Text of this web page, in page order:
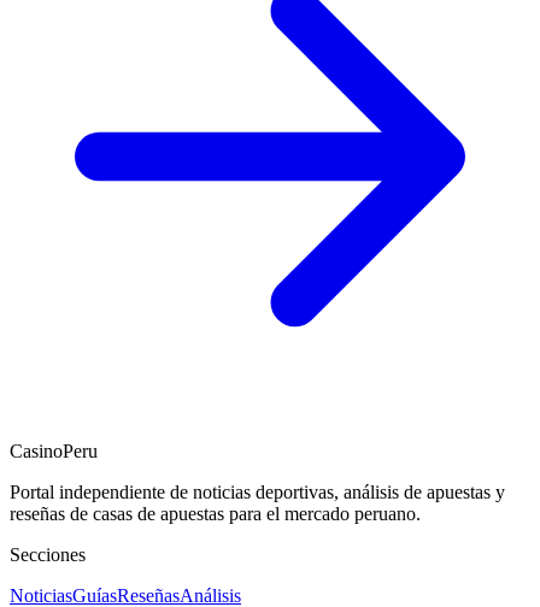
CasinoPeru
Portal independiente de noticias deportivas, análisis de apuestas y
reseñas de casas de apuestas para el mercado peruano.
Secciones
NoticiasGuíasReseñasAnálisis